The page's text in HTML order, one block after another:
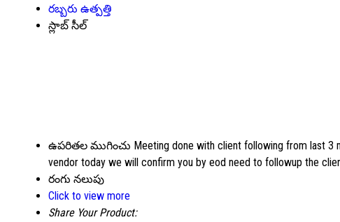
రబ్బరు ఉత్పత్తి
స్లాబ్ సీల్
ఉపరితల ముగించు Meeting done with client following from last 3
vendor today we will confirm you by eod need to followup the
రంగు నలుపు
Click to view more
Share Your Product: